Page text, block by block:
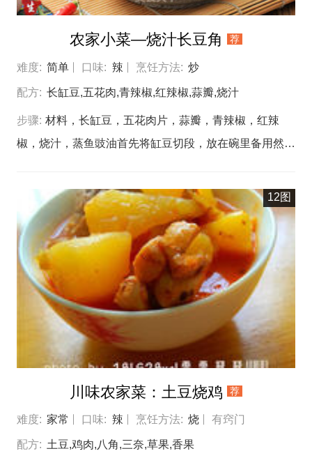
农家小菜—烧汁长豆角 荐
难度: 简单 口味: 辣 烹饪方法: 炒
配方: 长缸豆,五花肉,青辣椒,红辣椒,蒜瓣,烧汁
步骤: 材料，长缸豆，五花肉片，蒜瓣，青辣椒，红辣
椒，烧汁，蒸鱼豉油首先将缸豆切段，放在碗里备用然后
加适量油，倒入缸豆煸炒至7成熟，然后盛出备用锅中加
适量油，然后倒入五花肉和蒜瓣煸炒出油然后倒入缸豆煸
炒然后加入适量烧汁，白糖，蒸鱼豉油倒入辣椒段煸炒均
匀，然后淋上少许香油即可出锅
12图
川味农家菜：土豆烧鸡 荐
难度: 家常 口味: 辣 烹饪方法: 烧 有窍门
配方: 土豆,鸡肉,八角,三奈,草果,香果